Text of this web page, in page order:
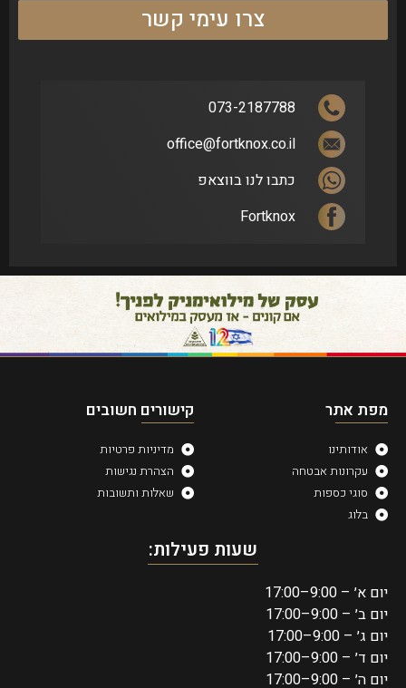
צרו עימי קשר
073-2187788
office@fortknox.co.il
כתבו לנו בווצאפ
Fortknox
מפת אתר
אודותינו
עקרונות אבטחה
סוגי כספות
בלוג
קישורים חשובים
מדיניות פרטיות
הצהרת נגישות
שאלות ותשובות
שעות פעילות:
יום א׳ – 9:00–17:00
יום ב׳ – 9:00–17:00
יום ג׳ – 9:00–17:00
יום ד׳ – 9:00–17:00
יום ה׳ – 9:00–17:00